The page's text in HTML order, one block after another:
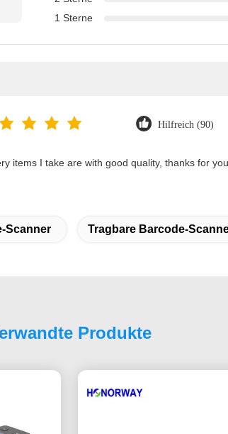
1 Sterne
Hilfreich (90)
items I take are with good quality, thanks for
Scanner Tragbare Barcode-
Produkte